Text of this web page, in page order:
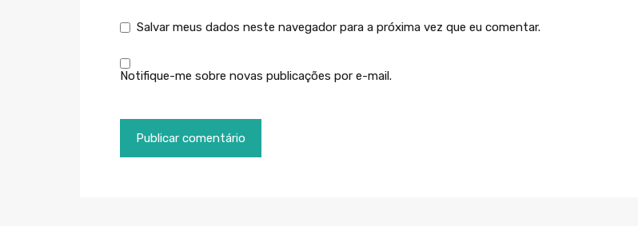
Salvar meus dados neste navegador para a próxima vez que eu comentar.
Notifique-me sobre novas publicações por e-mail.